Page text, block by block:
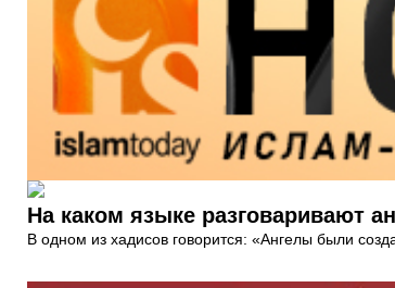
На каком языке разговаривают
В одном из хадисов говорится: «Ангелы были